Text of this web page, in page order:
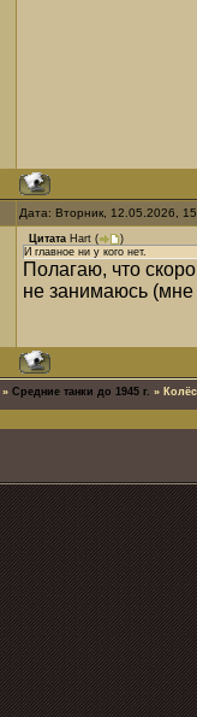
Дата: Вторник, 12.05.2026,
Цитата Hart (
)
И главное ни у кого нет.
Полагаю, что
не занимаюсь (мне
» Средние танки до 1945 г. »